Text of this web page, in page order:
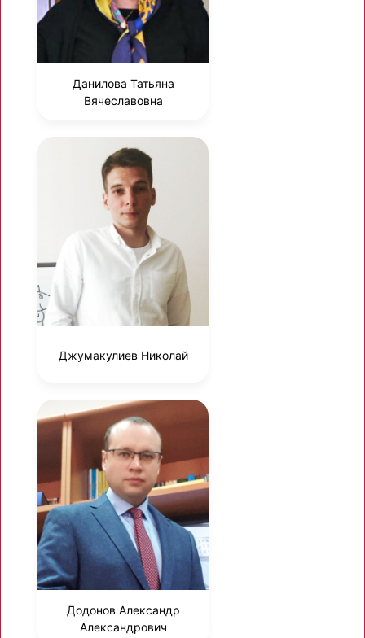
Данилова Татьяна
Вячеславовна
Джумакулиев Николай
Додонов Александр
Александрович